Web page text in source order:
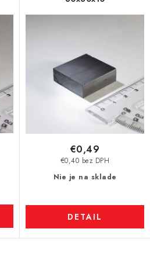
Nie je na sklade
€0,40 bez DPH
€0,49
DETAIL